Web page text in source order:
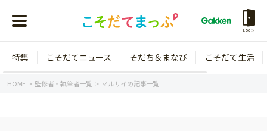
LOGIN
特集 こそだてニュース そだち＆まなび こそだて生活
HOME 監修者・執筆者一覧 マルサイの記事一覧